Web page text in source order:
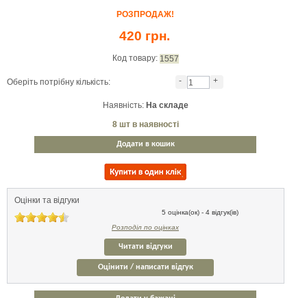
РОЗПРОДАЖ!
420 грн.
Код товару: 1557
Оберіть потрібну кількість: - +
Наявність: На складе
8 шт в наявності
Додати в кошик
Оцінки та відгуки
5 оцінка(ок) - 4 відгук(ів)
Розподіл по оцінках
Читати відгуки
Оцінити / написати відгук